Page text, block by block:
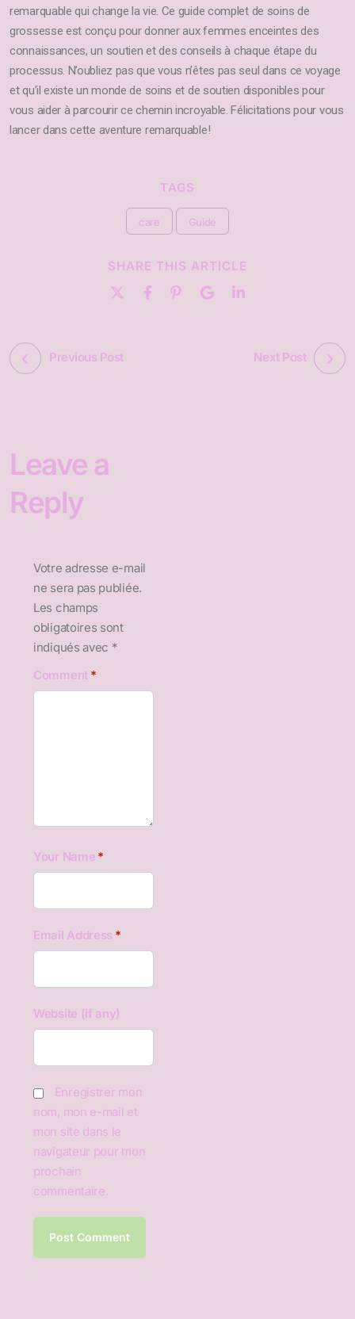
remarquable qui change la vie. Ce guide complet de soins de
grossesse est conçu pour donner aux femmes enceintes des
connaissances, un soutien et des conseils à chaque étape du
processus. N’oubliez pas que vous n’êtes pas seul dans ce voyage
et qu’il existe un monde de soins et de soutien disponibles pour
vous aider à parcourir ce chemin incroyable. Félicitations pour vous
lancer dans cette aventure remarquable!
TAGS
care Guide
SHARE THIS ARTICLE
Previous Post Next Post
Leave a
Reply
Votre adresse e-mail
ne sera pas publiée.
Les champs
obligatoires sont
indiqués avec *
Comment *
Your Name *
Email Address *
Website (if any)
Enregistrer mon
nom, mon e-mail et
mon site dans le
navigateur pour mon
prochain
commentaire.